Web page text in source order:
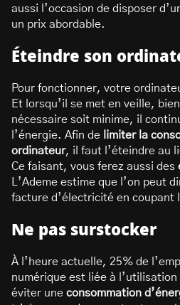
aussi l’occasion de disposer
un prix abordable.
Éteindre son
Pour fonctionner, votre
Et lorsqu’il se met en veille,
nécessaire soit minime, il
l’énergie. Afin de limiter la
ordinateur, il faut l’éteindre au
Ce faisant, vous ferez aussi des
L’Ademe estime que l’on peut
facture d’électricité en coupant
Ne pas surstocker
À l’heure actuelle, 25% de
numérique est liée à
éviter une consommation